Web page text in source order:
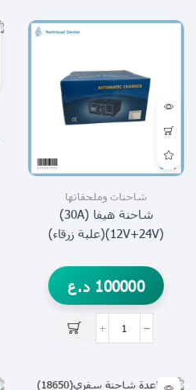
شاحنات وملحقاتها
شاحنة هيفا (30A)
(12V+24V)(علبة زرقاء)
100000 د.ع